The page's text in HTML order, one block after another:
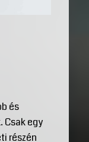
és
Csak egy
részén